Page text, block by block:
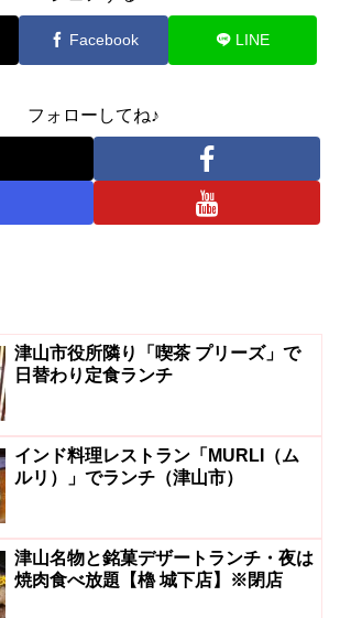
Facebook LINE
フォローしてね♪
津山市役所隣り「喫茶 プリーズ」で
日替わり定食ランチ
インド料理レストラン「MURLI（ム
ルリ）」でランチ（津山市）
津山名物と銘菓デザートランチ・夜は
焼肉食べ放題【櫓 城下店】※閉店